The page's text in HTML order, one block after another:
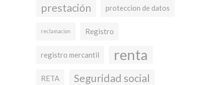
prestación proteccion de datos
reclamacion Registro
registro mercantil renta
RETA Seguridad social